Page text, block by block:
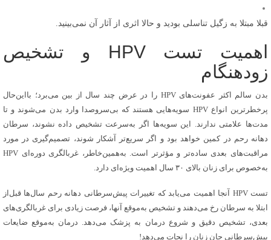
قبلا مبتلا به زگیل تناسلی بودید و حالا اثری از آثار آن نمی‌بینید.
اهمیت تست HPV و تشخیص
زودهنگام
بدن‌ سالم اکثر عفونت‌های HPV را در عرض چند سال از بین می‌برد؛ با‌این‌حال
پرخطر‌ترین انواع HPV سویه‌هایی هستند که بی‌سروصدا وارد بدن می‌شوند و تا
مدت‌ها علامتی ندارند. این سویه‌ها اگر به‌سرعت تشخیص داده نشوند، سرطان
دهانه رحم در کمین خواهد بود و اگر سریع‌تر آشکار شوند، تصمیم‌گیری در مورد
مراقبت‌های بعدی ساده‌تر و مؤثرتر است. به‌همین‌خاطر، غربالگری دوره‌ای HPV
به‌خصوص برای زنان بالای ۳۰ سال اهمیت ویژه‌ای دارد.
تست HPV آنجا اهمیت می‌یابد که تغییرات پیش‌سرطانی دهانه رحم سال‌ها قبل‌از
ابتلا به سرطان رخ می‌دهند و تشخیص به‌موقع آنها، فرصت زیادی برای غربالگری‌های
بعدی، تشخیص دقیق و شروع درمان به پزشک می‌دهد. درمان به‌موقع ضایعات
پیش‌سرطانی جان زنان را نجات می‌دهد!